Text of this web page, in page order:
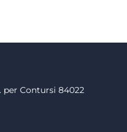
per Contursi 84022